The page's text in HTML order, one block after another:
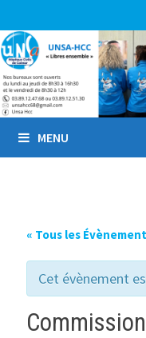
au
contenu
MENU
« Tous les
Cet évènement